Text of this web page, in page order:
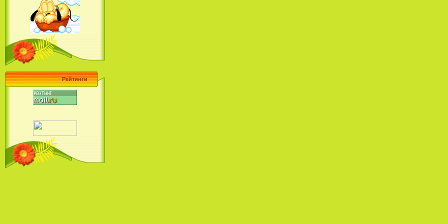
Наша Маша и Волшебный
Орех (2009)
Барби поет! Коллекция песен
кинопринцесс / Barbie Sings! The
Princess Movie Song Collection (2004)
Рейтинги